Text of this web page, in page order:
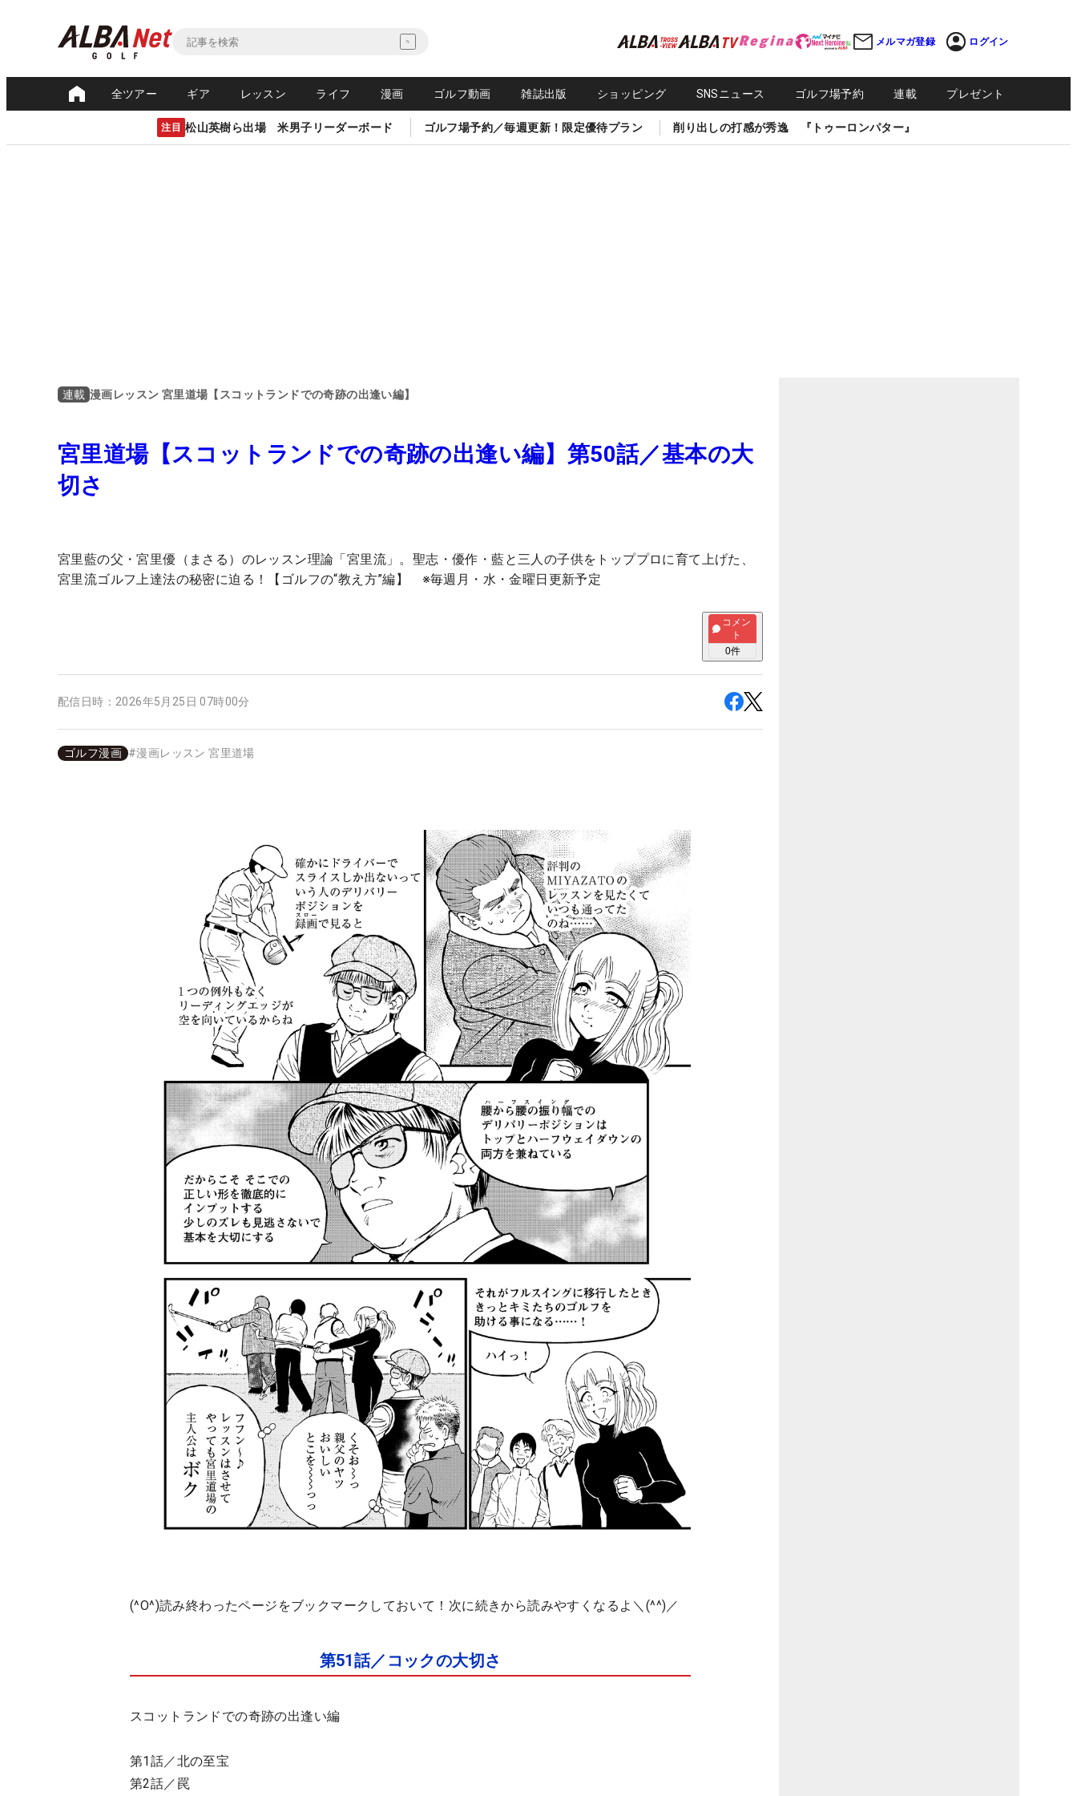
メルマガ登録 ログイン
全ツアー ギア レッスン ライフ 漫画 ゴルフ動画 雑誌出版 ショッピング SNSニュース ゴルフ場予約 連載 プレゼント
注目 松山英樹ら出場 米男子リーダーボード ゴルフ場予約／毎週更新！限定優待プラン 削り出しの打感が秀逸 『トゥーロンパター』
連載 漫画レッスン 宮里道場【スコットランドでの奇跡の出逢い編】
宮里道場【スコットランドでの奇跡の出逢い編】第50話／基本の大
切さ
宮里藍の父・宮里優（まさる）のレッスン理論「宮里流」。聖志・優作・藍と三人の子供をトッププロに育て上げた、
宮里流ゴルフ上達法の秘密に迫る！【ゴルフの“教え方”編】 ※毎週月・水・金曜日更新予定
コメン
ト
0件
配信日時： 2026年5月25日 07時00分
ゴルフ漫画 #漫画レッスン 宮里道場
(^O^)読み終わったページをブックマークしておいて！次に続きから読みやすくなるよ＼(^^)／
第51話／コックの大切さ
スコットランドでの奇跡の出逢い編
第1話／北の至宝
第2話／罠